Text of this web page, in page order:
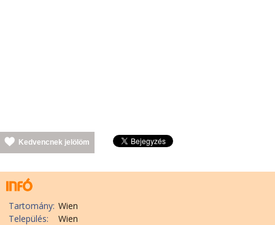
Kedvencnek jelölöm
Tartomány: Wien
Település:
Wien